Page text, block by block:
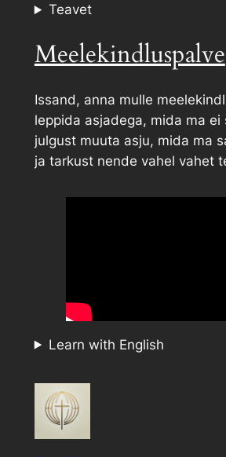
Teavet
Meelekindluspalve
Issand, anna mulle
leppida asjadega, mida ma ei
julgust muuta asju, mida ma
ja tarkust nende vahel vahet
Learn with English